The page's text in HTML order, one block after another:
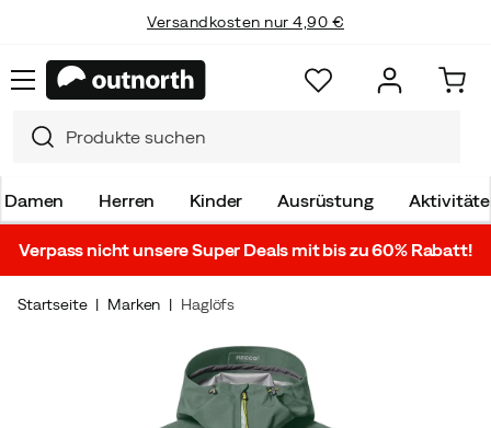
Einfache Retoure
Damen Herren Kinder Ausrüstung
Verpass nicht unsere Super Deals mit bis zu 60% Rabatt!
Startseite Marken Haglöfs